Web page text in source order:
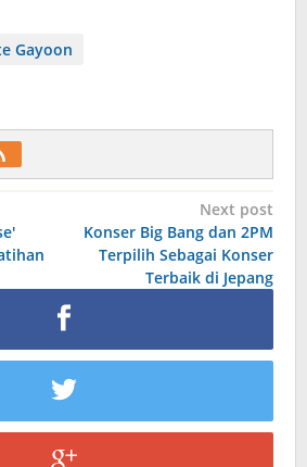
Gayoon
Next post
Konser Big Bang dan 2PM
Terpilih Sebagai Konser
Terbaik di Jepang